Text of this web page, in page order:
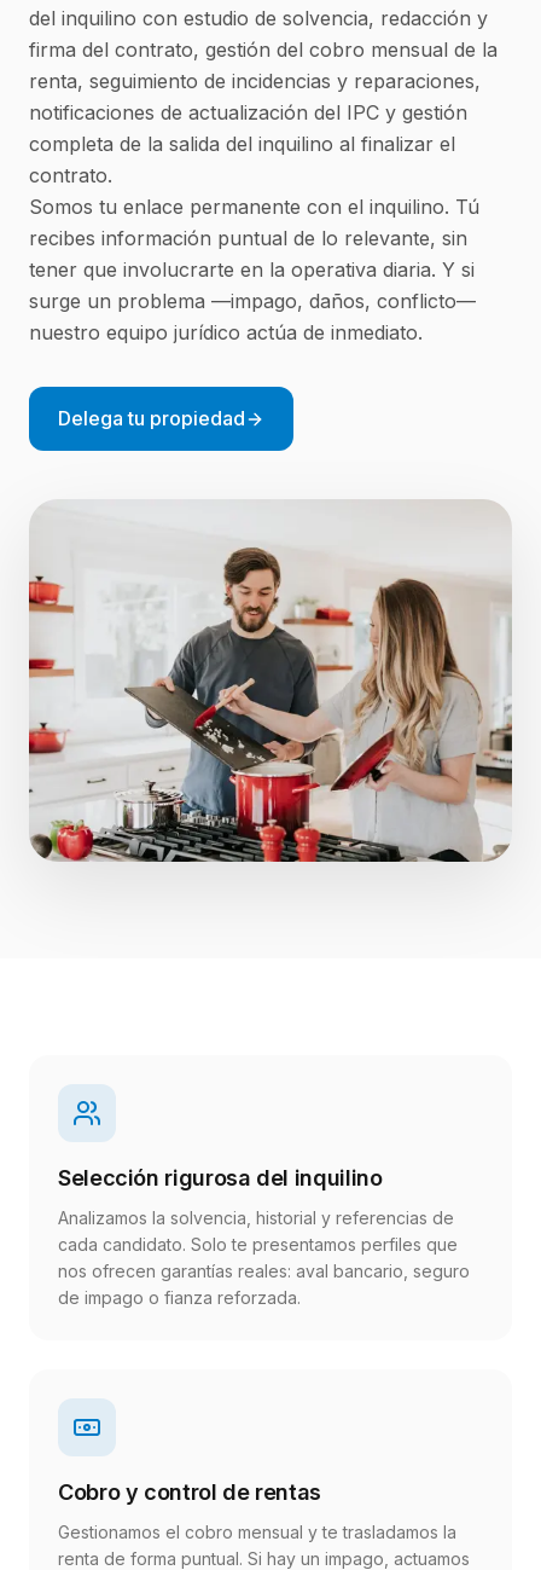
del inquilino con estudio de solvencia, redacción y
firma del contrato, gestión del cobro mensual de la
renta, seguimiento de incidencias y reparaciones,
notificaciones de actualización del IPC y gestión
completa de la salida del inquilino al finalizar el
contrato.
Somos tu enlace permanente con el inquilino. Tú
recibes información puntual de lo relevante, sin
tener que involucrarte en la operativa diaria. Y si
surge un problema —impago, daños, conflicto—
nuestro equipo jurídico actúa de inmediato.
Delega tu propiedad
Selección rigurosa del inquilino
Analizamos la solvencia, historial y referencias de
cada candidato. Solo te presentamos perfiles que
nos ofrecen garantías reales: aval bancario, seguro
de impago o fianza reforzada.
Cobro y control de rentas
Gestionamos el cobro mensual y te trasladamos la
renta de forma puntual. Si hay un impago, actuamos